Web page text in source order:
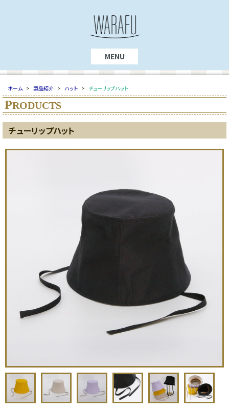
MENU
ホーム > 製品紹介 > ハット > チューリップハット
PRODUCTS
チューリップハット